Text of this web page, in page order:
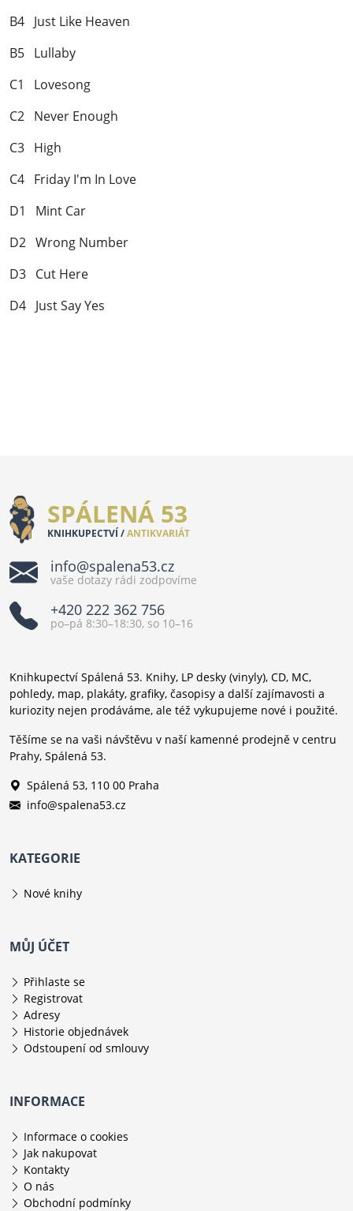
B4 Just Like Heaven
B5 Lullaby
C1 Lovesong
C2 Never Enough
C3 High
C4 Friday I'm In Love
D1 Mint Car
D2 Wrong Number
D3 Cut Here
D4 Just Say Yes
SPÁLENÁ 53
KNIHKUPECTVÍ /ANTIKVARIÁT
info@spalena53.cz
vaše dotazy rádi zodpovíme
+420 222 362 756
po–pá 8:30–18:30, so 10–16
Knihkupectví Spálená 53. Knihy, LP desky (vinyly), CD, MC,
pohledy, map, plakáty, grafiky, časopisy a další zajímavosti a
kuriozity nejen prodáváme, ale též vykupujeme nové i použité.
Těšíme se na vaši návštěvu v naší kamenné prodejně v centru
Prahy, Spálená 53.
Spálená 53, 110 00 Praha
info@spalena53.cz
KATEGORIE
Nové knihy
MŮJ ÚČET
Přihlaste se
Registrovat
Adresy
Historie objednávek
Odstoupení od smlouvy
INFORMACE
Informace o cookies
Jak nakupovat
Kontakty
O nás
Obchodní podmínky